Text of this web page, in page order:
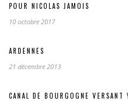
POUR NICOLAS JAMOIS
10 octobre 2017
ARDENNES
21 décembre 2013
CANAL DE BOURGOGNE VERSANT